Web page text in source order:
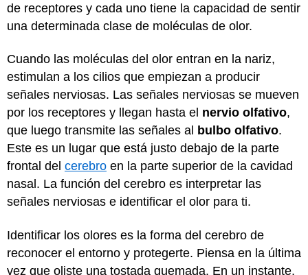
de receptores y cada uno tiene la capacidad de sentir
una determinada clase de moléculas de olor.
Cuando las moléculas del olor entran en la nariz,
estimulan a los cilios que empiezan a producir
señales nerviosas. Las señales nerviosas se mueven
por los receptores y llegan hasta el nervio olfativo,
que luego transmite las señales al bulbo olfativo.
Este es un lugar que está justo debajo de la parte
frontal del cerebro en la parte superior de la cavidad
nasal. La función del cerebro es interpretar las
señales nerviosas e identificar el olor para ti.
Identificar los olores es la forma del cerebro de
reconocer el entorno y protegerte. Piensa en la última
vez que oliste una tostada quemada. En un instante,